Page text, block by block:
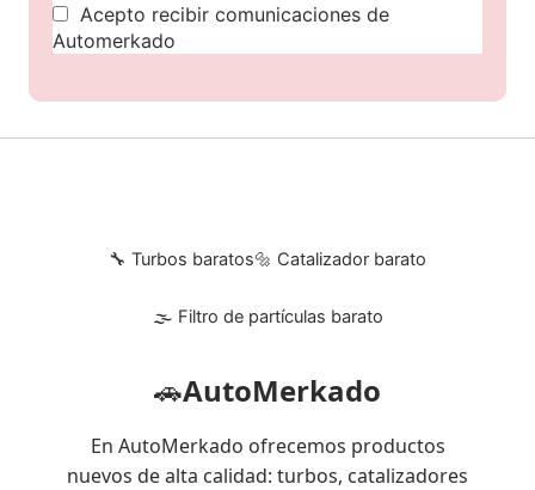
Acepto recibir comunicaciones de
Automerkado
🔧 Turbos baratos🔩 Catalizador barato
🌫 Filtro de partículas barato
🚗AutoMerkado
En AutoMerkado ofrecemos productos
nuevos de alta calidad: turbos, catalizadores